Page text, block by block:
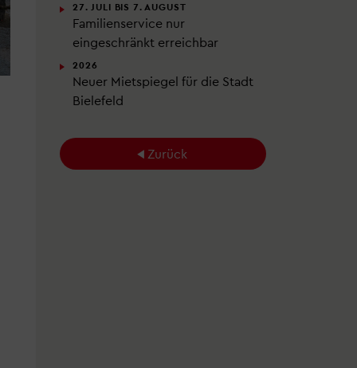
27. JULI BIS 7. AUGUST
Familienservice nur
eingeschränkt erreichbar
2026
Neuer Mietspiegel für die Stadt
Bielefeld
Zurück